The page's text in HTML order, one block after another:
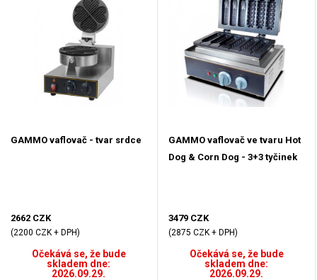
GAMMO vaflovač - tvar srdce
2662 CZK
(2200 CZK + DPH)
Očekává se, že bude
skladem dne:
2026.09.29.
GAMMO vaflovač ve tvaru Hot
Dog & Corn Dog - 3+3 tyčinek
3479 CZK
(2875 CZK + DPH)
Očekává se, že bude
skladem dne:
2026.09.29.